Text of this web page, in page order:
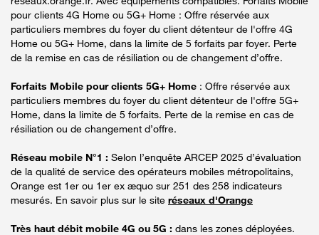
pour clients 4G Home ou 5G+ Home : Offre réservée aux
particuliers membres du foyer du client détenteur de l'offre 4G
Home ou 5G+ Home, dans la limite de 5 forfaits par foyer. Perte
de la remise en cas de résiliation ou de changement d’offre.
Forfaits Mobile pour clients 5G+ Home : Offre réservée aux
particuliers membres du foyer du client détenteur de l'offre 5G+
Home, dans la limite de 5 forfaits. Perte de la remise en cas de
résiliation ou de changement d’offre.
Réseau mobile N°1 : Selon l’enquête ARCEP 2025 d’évaluation
de la qualité de service des opérateurs mobiles métropolitains,
Orange est 1er ou 1er ex æquo sur 251 des 258 indicateurs
mesurés. En savoir plus sur le site réseaux d'Orange
Très haut débit mobile 4G ou 5G : dans les zones déployées.